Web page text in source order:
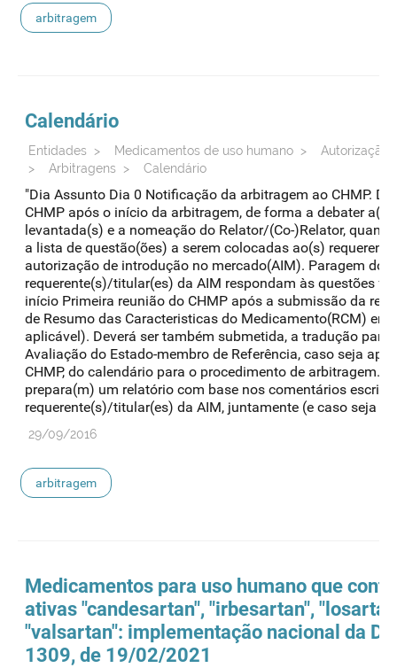
arbitragem
Calendário
Entidades > Medicamentos de uso humano >
Autorização
>
Arbitragens > Calendário
"Dia Assunto Dia 0 Notificação da arbitragem ao CHMP.
CHMP após o início da arbitragem, de forma a debater
levantada(s) e a nomeação do Relator/(Co-)Relator,
a lista de questão(ões) a serem colocadas ao(s)
autorização de introdução no mercado(AIM). Paragem do
requerente(s)/titular(es) da AIM respondam às questões
início Primeira reunião do CHMP após a submissão da
de Resumo das Caracteristicas do Medicamento(RCM) em
aplicável). Deverá ser também submetida, a tradução para
Avaliação do Estado-membro de Referência, caso seja
CHMP, do calendário para o procedimento de arbitragem.
prepara(m) um relatório com base nos comentários
requerente(s)/titular(es) da AIM, juntamente (e caso seja
29/09/2016
arbitragem
Medicamentos para uso humano que
ativas "candesartan", "irbesartan",
"valsartan": implementação nacional da
1309, de 19/02/2021